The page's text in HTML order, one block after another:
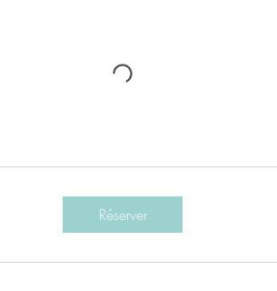
Réserver